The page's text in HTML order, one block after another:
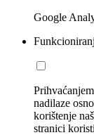
Google
nadilaze
korištenje
stranici